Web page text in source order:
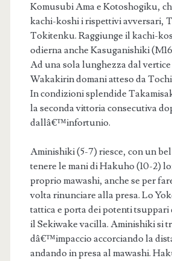
Komusubi Ama e Kotoshogiku,
kachi-koshi i rispettivi avversari,
Tokitenku. Raggiunge il kachi-
odierna anche Kasuganishiki
Ad una sola lunghezza dal vertice
Wakakirin domani atteso da
In condizioni splendide
la seconda vittoria consecutiva
dallâ€™infortunio.
Aminishiki (5-7) riesce, con un
tenere le mani di Hakuho (10-2)
proprio mawashi, anche se per
volta rinunciare alla presa. Lo
tattica e porta dei potenti
il Sekiwake vacilla. Aminishiki si
dâ€™impaccio accorciando la
andando in presa al mawashi.